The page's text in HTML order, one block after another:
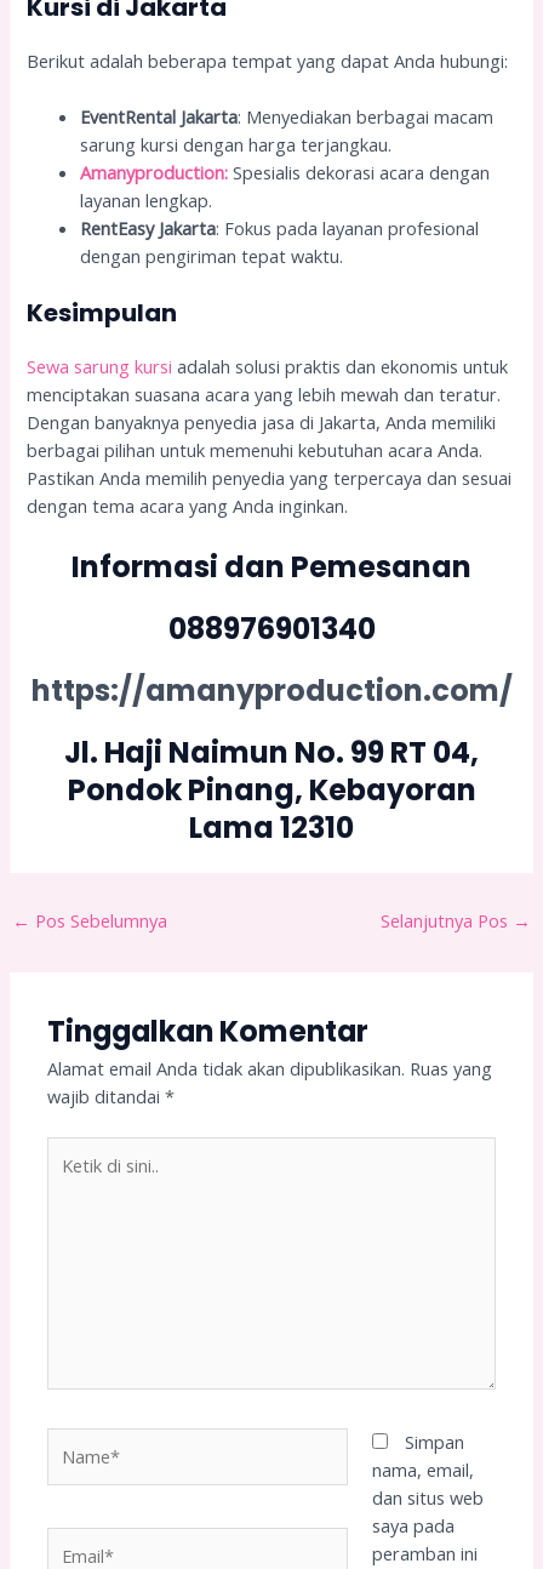
Kursi di Jakarta
Berikut adalah beberapa tempat yang dapat Anda hubungi:
EventRental Jakarta: Menyediakan berbagai macam
sarung kursi dengan harga terjangkau.
Amanyproduction: Spesialis dekorasi acara dengan
layanan lengkap.
RentEasy Jakarta: Fokus pada layanan profesional
dengan pengiriman tepat waktu.
Kesimpulan
Sewa sarung kursi adalah solusi praktis dan ekonomis untuk
menciptakan suasana acara yang lebih mewah dan teratur.
Dengan banyaknya penyedia jasa di Jakarta, Anda memiliki
berbagai pilihan untuk memenuhi kebutuhan acara Anda.
Pastikan Anda memilih penyedia yang terpercaya dan sesuai
dengan tema acara yang Anda inginkan.
Informasi dan Pemesanan
088976901340
https://amanyproduction.com/
Jl. Haji Naimun No. 99 RT 04,
Pondok Pinang, Kebayoran
Lama 12310
← Pos Sebelumnya Selanjutnya Pos →
Tinggalkan Komentar
Alamat email Anda tidak akan dipublikasikan. Ruas yang
wajib ditandai*
Simpan
nama, email,
dan situs web
saya pada
peramban ini